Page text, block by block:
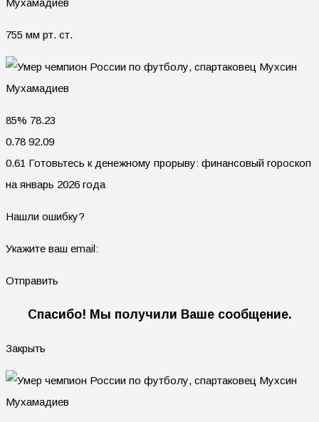
755 мм рт. ст.
85% 78.23
0.78 92.09
0.61 Готовьтесь к денежному прорыву: финансовый гороскоп
на январь 2026 года
Нашли ошибку?
Укажите ваш email:
Отправить
Спасибо! Мы получили Ваше сообщение.
Закрыть